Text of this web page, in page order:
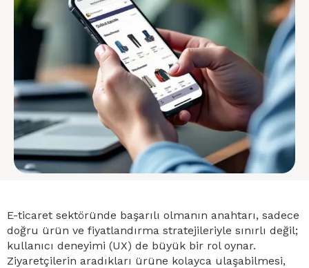
E-ticaret sektöründe başarılı olmanın anahtarı, sadece
doğru ürün ve fiyatlandırma stratejileriyle sınırlı değil;
kullanıcı deneyimi (UX) de büyük bir rol oynar.
Ziyaretçilerin aradıkları ürüne kolayca ulaşabilmesi,